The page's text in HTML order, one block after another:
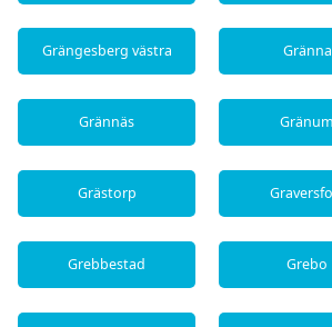
Grängesberg västra Gränna
Grännäs Gränum
Grästorp
Grebbestad Grebo